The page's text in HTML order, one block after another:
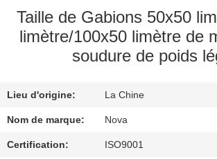
SPECTACLE
VR
PROPOS
DE
NOUS
Taille de Gabions 50x50
limètre/100x50 limètre de
soudure de poids
Lieu d'origine: La Chine
Nom de marque: Nova
Certification: ISO9001